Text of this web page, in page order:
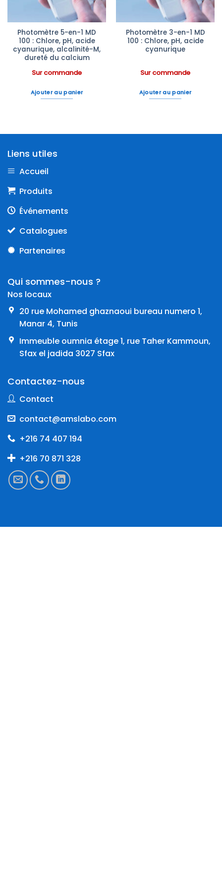
Photomètre 5-en-1 MD
100 : Chlore, pH, acide
cyanurique, alcalinité-M,
dureté du calcium
Sur commande
Ajouter au panier
Photomètre 3-en-1 MD
100 : Chlore, pH, acide
cyanurique
Sur commande
Ajouter au panier
Liens utiles
Accueil
Produits
Événements
Catalogues
Partenaires
Qui sommes-nous ?
Nos locaux
20 rue Mohamed ghaznaoui bureau numero 1,
Manar 4, Tunis
Immeuble oumnia étage 1, rue Taher Kammoun,
Sfax el jadida 3027 Sfax
Contactez-nous
Contact
contact@amslabo.com
+216 74 407 194
+216 70 871 328